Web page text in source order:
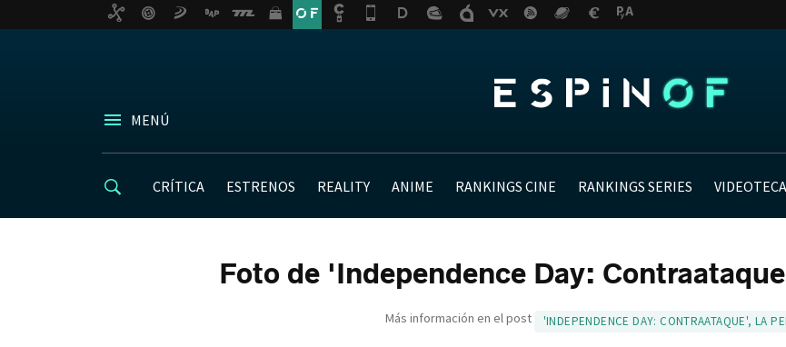
MENÚ
CRÍTICA ESTRENOS REALITY ANIME RANKINGS CINE RANKINGS SERIES
Foto de 'Independence Day:
Más información en el post 'INDEPENDENCE DAY: CONTRAATAQUE', LA